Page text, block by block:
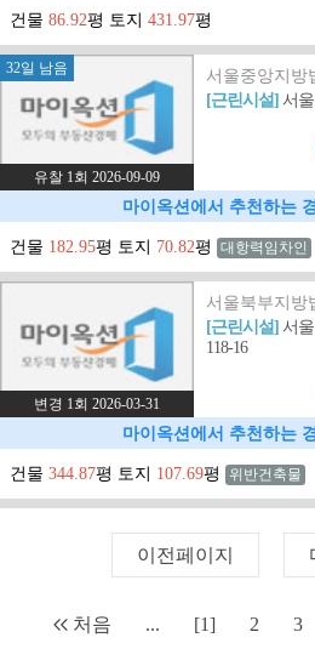
건물 86.92평 토지 431.97평
32일 남음
유찰 1회 2026-09-09
서울중앙지방
[근린시설]서
마이옥션에서 추천하는
건물 182.95평 토지 70.82평 대항력임차인
변경 1회 2026-03-31
서울북부지방
[근린시설]서
118-16
마이옥션에서 추천하는
건물 344.87평 토지 107.69평 위반건축물
이전페이지
처음 ... [1] 2 3